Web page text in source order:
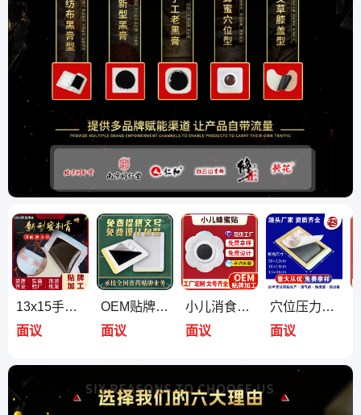
13x15手工晋月堂同款 黑膏药医用冷敷贴 颈椎腰间筋骨腰椎贴剂
面议
OEM贴牌镇痛裸膏药贴代加工定制筋骨颈椎腰椎外用肩周穴位刺激贴
面议
小儿消食贴蜂蜜肚脐贴 儿童宝宝消化积食贴 通便 穴位压力刺激贴
面议
穴位压力刺激贴生产厂家 定制颈椎腰椎间盘筋骨老黑膏加工贴牌oem
面议